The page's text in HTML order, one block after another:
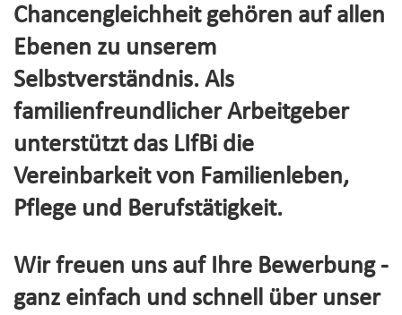
Chancengleichheit gehören auf allen
Ebenen zu unserem
Selbstverständnis. Als
familienfreundlicher Arbeitgeber
unterstützt das LIfBi die
Vereinbarkeit von Familienleben,
Pflege und Berufstätigkeit.
Wir freuen uns auf Ihre Bewerbung -
ganz einfach und schnell über unser